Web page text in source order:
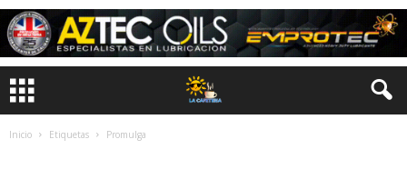
Inicio Etiquetas Promulga